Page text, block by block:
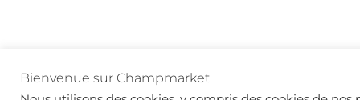
Bienvenue sur Champmarket